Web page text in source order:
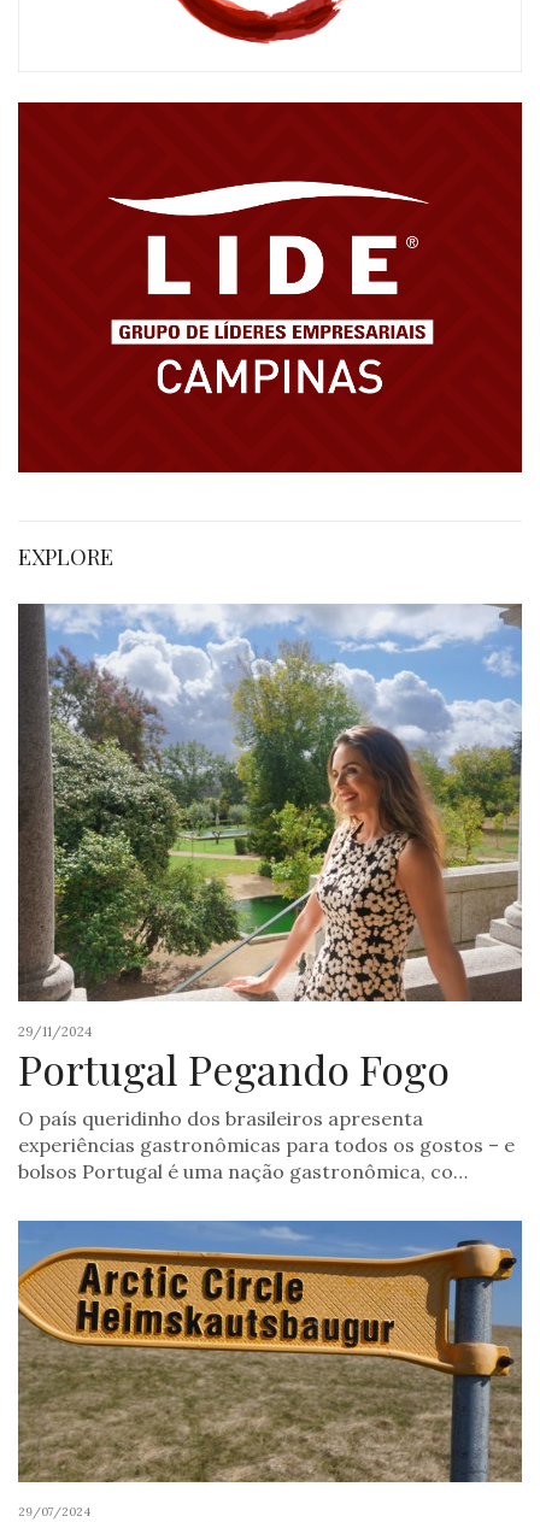
EXPLORE
29/11/2024
Portugal Pegando Fogo
O país queridinho dos brasileiros apresenta
experiências gastronômicas para todos os gostos – e
bolsos Portugal é uma nação gastronômica, co…
29/07/2024